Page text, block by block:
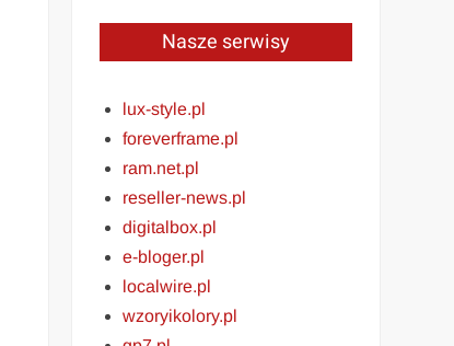
Nasze serwisy
lux-style.pl
foreverframe.pl
ram.net.pl
reseller-news.pl
digitalbox.pl
e-bloger.pl
localwire.pl
wzoryikolory.pl